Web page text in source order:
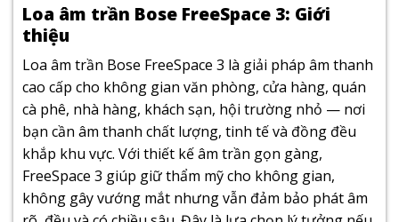
Loa âm trần Bose FreeSpace 3: Giới
thiệu
Loa âm trần Bose FreeSpace 3 là giải pháp âm thanh
cao cấp cho không gian văn phòng, cửa hàng, quán
cà phê, nhà hàng, khách sạn, hội trường nhỏ — nơi
bạn cần âm thanh chất lượng, tinh tế và đồng đều
khắp khu vực. Với thiết kế âm trần gọn gàng,
FreeSpace 3 giúp giữ thẩm mỹ cho không gian,
không gây vướng mắt nhưng vẫn đảm bảo phát âm